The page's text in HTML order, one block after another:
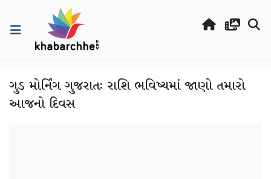
ગુડ મોર્નિંગ ગુજરાતઃ રાશિ ભવિષ્યમાં જાણો તમારો
આજનો દિવસ